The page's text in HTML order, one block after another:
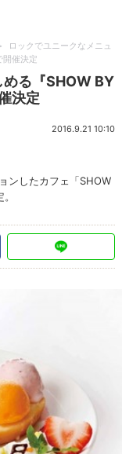
ロックでユニークなメニュ
開催決定
める『SHOW BY
決定
2016.9.21 10:10
ンしたカフェ「SHOW